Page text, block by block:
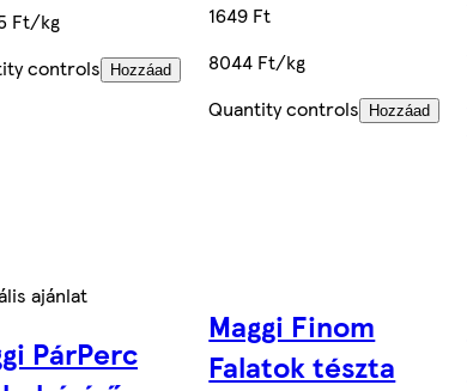
Ft/kg
controls
Hozzáad
1649 Ft
8044 Ft/kg
Quantity controls
Hozzáad
ajánlat
PárPerc
Maggi Finom
Falatok tészta